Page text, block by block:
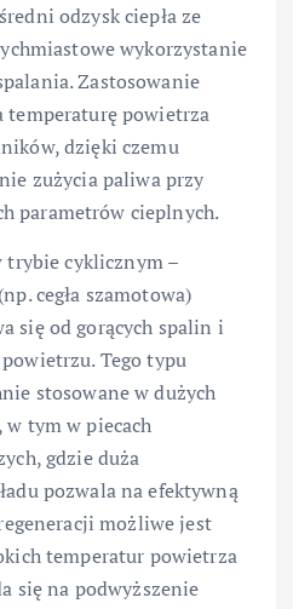
odzysk ciepła ze
wykorzystanie
Zastosowanie
temperaturę powietrza
dzięki czemu
zużycia paliwa przy
parametrów cieplnych.
trybie cyklicznym –
cegła szamotowa)
się od gorących spalin i
Tego typu
stosowane w dużych
w tym w piecach
gdzie duża
pozwala na efektywną
możliwe jest
temperatur powietrza
się na podwyższenie